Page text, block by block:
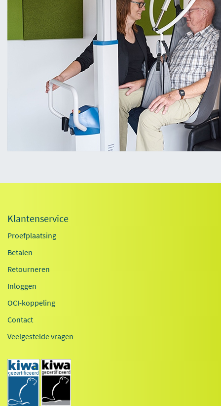
Klantenservice
Proefplaatsing
Betalen
Retourneren
Inloggen
OCI-koppeling
Contact
Veelgestelde vragen